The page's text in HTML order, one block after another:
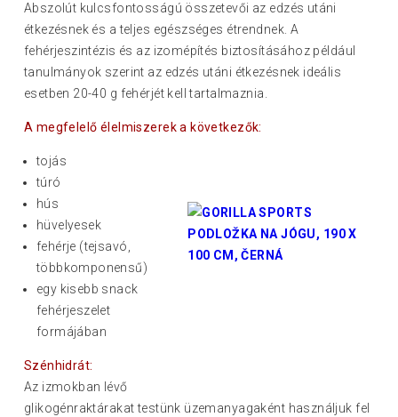
Abszolút kulcsfontosságú összetevői az edzés utáni
étkezésnek és a teljes egészséges étrendnek. A
fehérjeszintézis és az izomépítés biztosításához például
tanulmányok szerint az edzés utáni étkezésnek ideális
esetben 20-40 g fehérjét kell tartalmaznia.
A megfelelő élelmiszerek a következők:
tojás
túró
hús
hüvelyesek
fehérje (tejsavó,
többkomponensű)
egy kisebb snack
fehérjeszelet
formájában
Szénhidrát:
Az izmokban lévő
glikogénraktárakat testünk üzemanyagaként használjuk fel